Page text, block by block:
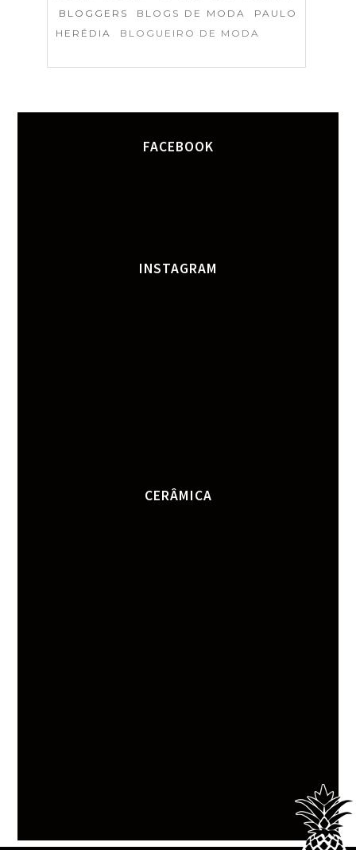
BLOGGERS
BLOGS DE MODA
PAULO
HERÉDIA
BLOGUEIRO DE MODA
FACEBOOK
INSTAGRAM
CERÂMICA